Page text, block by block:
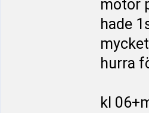
motor
hade
hurra
kl